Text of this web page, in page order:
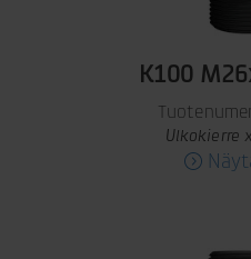
K100
Ulkokierre